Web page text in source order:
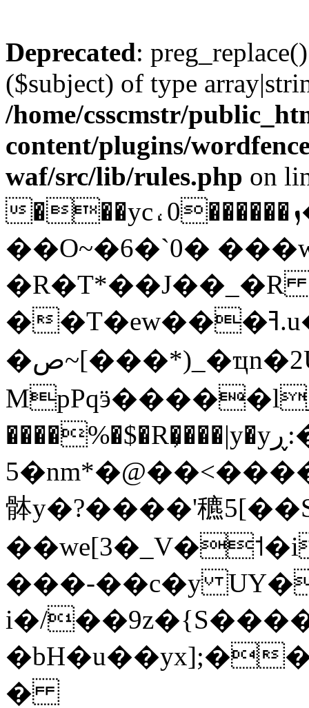
Deprecated:
($subject) of type
/home/csscmstr/
content/plugins/
waf/src/lib/rules.php on
���yc⸲0������ܙ�LX�ɤ����}
��O~�6�`0�
��T�ew���ߔ.u��j7sE�L���n��u(a���b�h�
�ص~[���*)_�ҵn�2U}�g
����%�$�R�͕���|y�yڕ:���@S�=ôW(���jJ
骵y�?����'穮
���-��c�y
i�/
�bH�u��yx];�
�